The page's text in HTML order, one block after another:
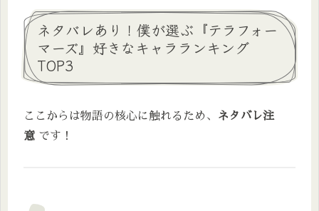
ネタバレあり！僕が選ぶ『テラフォー
マーズ』好きなキャラランキング
TOP3
ここからは物語の核心に触れるため、
ネタバレ注
意 です！